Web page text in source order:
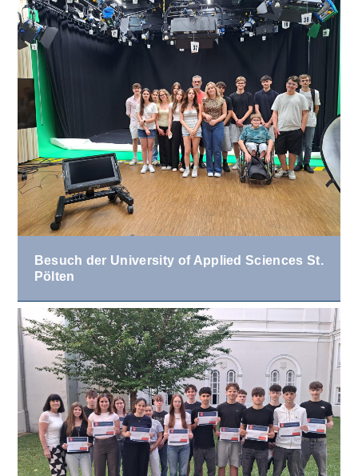
Besuch der University of Applied Sciences St.
Pölten